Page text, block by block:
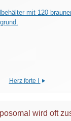
Herz forte I
wird oft